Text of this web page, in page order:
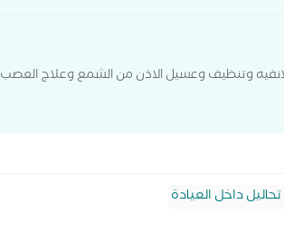
وتنظيف وعسيل الاذن من الشمع وعلاج العصب
تحاليل داخل العيادة